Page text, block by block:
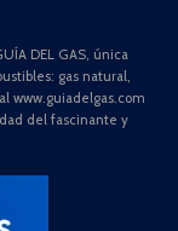
DEL GAS, única
gas natural,
www.guiadelgas.com
del fascinante y